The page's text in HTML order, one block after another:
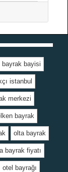
bayrak bayisi
istanbul
merkezi
bayrak
olta bayrak
bayrak fiyatı
otel bayrağı